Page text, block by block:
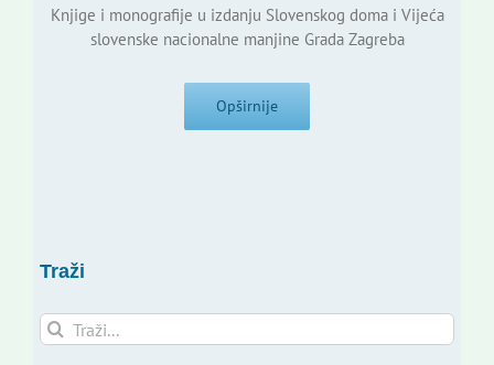
Knjige i monografije u izdanju Slovenskog doma i Vijeća
slovenske nacionalne manjine Grada Zagreba
Opširnije
Traži
Traži...